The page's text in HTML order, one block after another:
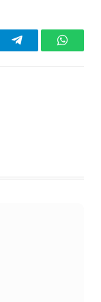
Telegram